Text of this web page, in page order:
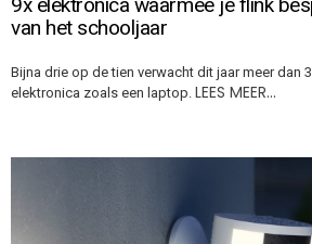
9x elektronica waarmee je flink
van het schooljaar
Bijna drie op de tien verwacht dit jaar meer dan
elektronica zoals een laptop. LEES MEER…